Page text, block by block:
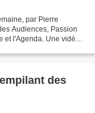
par Pierre
Audiences, Passion
et l'Agenda. Une vidéo
des